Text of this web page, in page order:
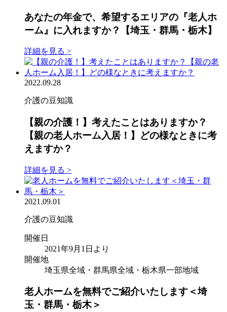
あなたの年金で、希望するエリアの『老人ホ
ーム』に入れますか？【埼玉・群馬・栃木】
詳細を見る >
2022.09.28
介護の豆知識
【親の介護！】考えたことはありますか？
【親の老人ホーム入居！】どの様なときに考
えますか？
詳細を見る >
2021.09.01
介護の豆知識
開催日
2021年9月1日より
開催地
埼玉県全域・群馬県全域・栃木県一部地域
老人ホームを無料でご紹介いたします＜埼
玉・群馬・栃木＞